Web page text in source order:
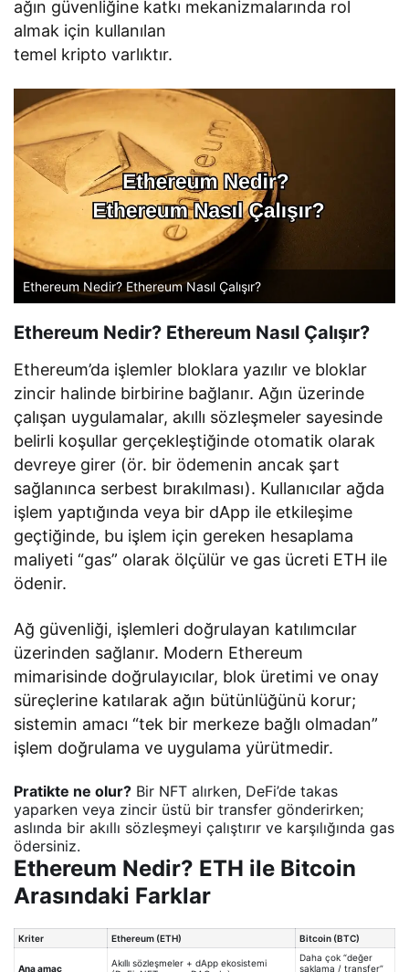
ağın güvenliğine katkı mekanizmalarında rol
almak için kullanılan
temel kripto varlıktır.
Ethereum Nedir? Ethereum Nasıl Çalışır?
Ethereum Nedir? Ethereum Nasıl Çalışır?
Ethereum’da işlemler bloklara yazılır ve bloklar
zincir halinde birbirine bağlanır. Ağın üzerinde
çalışan uygulamalar, akıllı sözleşmeler sayesinde
belirli koşullar gerçekleştiğinde otomatik olarak
devreye girer (ör. bir ödemenin ancak şart
sağlanınca serbest bırakılması). Kullanıcılar ağda
işlem yaptığında veya bir dApp ile etkileşime
geçtiğinde, bu işlem için gereken hesaplama
maliyeti “gas” olarak ölçülür ve gas ücreti ETH ile
ödenir.
Ağ güvenliği, işlemleri doğrulayan katılımcılar
üzerinden sağlanır. Modern Ethereum
mimarisinde doğrulayıcılar, blok üretimi ve onay
süreçlerine katılarak ağın bütünlüğünü korur;
sistemin amacı “tek bir merkeze bağlı olmadan”
işlem doğrulama ve uygulama yürütmedir.
Pratikte ne olur? Bir NFT alırken, DeFi’de takas
yaparken veya zincir üstü bir transfer gönderirken;
aslında bir akıllı sözleşmeyi çalıştırır ve karşılığında gas
ödersiniz.
Ethereum Nedir? ETH ile Bitcoin
Arasındaki Farklar
Kriter Ethereum (ETH) Bitcoin (BTC)
Ana amaç
Akıllı sözleşmeler + dApp ekosistemi
Daha çok “değer
saklama / transfer”